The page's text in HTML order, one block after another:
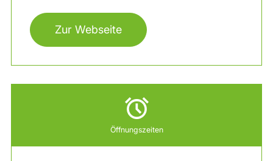
Zur Webseite
Öffnungszeiten